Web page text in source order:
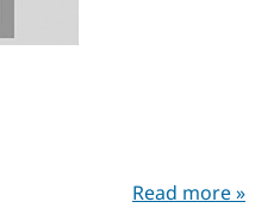
Read more »